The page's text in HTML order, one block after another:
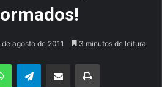
de agosto de 2011 3 minutos de leitura